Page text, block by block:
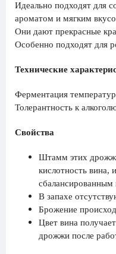
Идеально подходят для
ароматом и мягким
Они дают прекрасные
Особенно подходят для
Технические
Ферментация
Толерантность к
Свойства
Штамм этих
кислотность вина,
В запахе
Брожение
Цвет вина
дрожжи после